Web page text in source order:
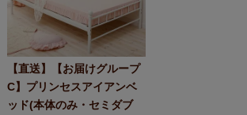
【直送】【お届けグループ
C】プリンセスアイアンベ
ッド(本体のみ・セミダブ